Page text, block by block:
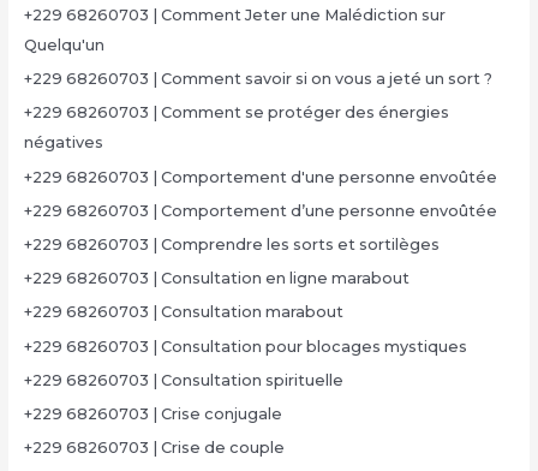
+229 68260703 | Comment Jeter une Malédiction sur
Quelqu'un
+229 68260703 | Comment savoir si on vous a jeté un sort ?
+229 68260703 | Comment se protéger des énergies
négatives
+229 68260703 | Comportement d'une personne envoûtée
+229 68260703 | Comportement d’une personne envoûtée
+229 68260703 | Comprendre les sorts et sortilèges
+229 68260703 | Consultation en ligne marabout
+229 68260703 | Consultation marabout
+229 68260703 | Consultation pour blocages mystiques
+229 68260703 | Consultation spirituelle
+229 68260703 | Crise conjugale
+229 68260703 | Crise de couple